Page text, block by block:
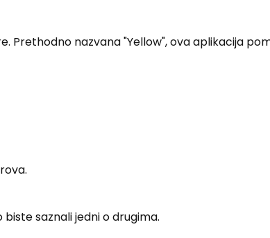
Prethodno nazvana "Yellow", ova aplikacija
saznali jedni o drugima.